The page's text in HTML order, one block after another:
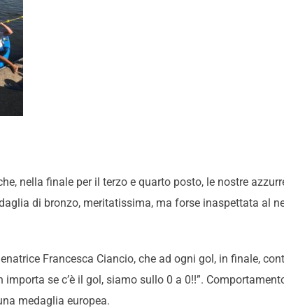
nella finale per il terzo e quarto posto, le nostre
di bronzo, meritatissima, ma forse inaspettata al
Francesca Ciancio, che ad ogni gol, in finale,
se c’è il gol, siamo sullo 0 a 0!!”.
medaglia europea.